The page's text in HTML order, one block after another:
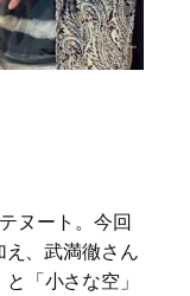
ヌート。今回
、武満徹さん
「小さな空」